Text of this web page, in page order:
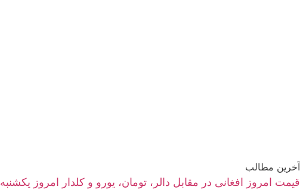
آخرین مطالب
قیمت امروز افغانی در مقابل دالر، تومان، یورو و کلدار امروز یکشنبه 18 اسد ۱۴۰۵ | نرخ زنده سرای شهزاده کابل